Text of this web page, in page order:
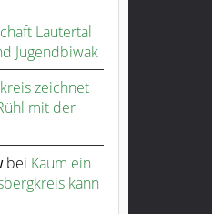
Lautertal
Jugendbiwak
zeichnet
mit der
bei Kaum ein
kann